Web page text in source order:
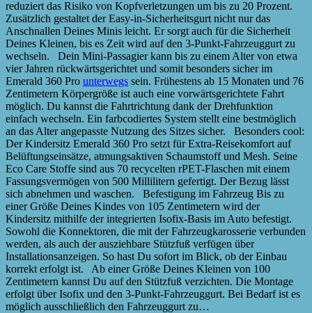
reduziert das Risiko von Kopfverletzungen um bis zu 20 Prozent.
Zusätzlich gestaltet der Easy-in-Sicherheitsgurt nicht nur das
Anschnallen Deines Minis leicht. Er sorgt auch für die Sicherheit
Deines Kleinen, bis es Zeit wird auf den 3-Punkt-Fahrzeuggurt zu
wechseln. Dein Mini-Passagier kann bis zu einem Alter von etwa
vier Jahren rückwärtsgerichtet und somit besonders sicher im
Emerald 360 Pro unterwegs sein. Frühestens ab 15 Monaten und 76
Zentimetern Körpergröße ist auch eine vorwärtsgerichtete Fahrt
möglich. Du kannst die Fahrtrichtung dank der Drehfunktion
einfach wechseln. Ein farbcodiertes System stellt eine bestmöglich
an das Alter angepasste Nutzung des Sitzes sicher. Besonders cool:
Der Kindersitz Emerald 360 Pro setzt für Extra-Reisekomfort auf
Belüftungseinsätze, atmungsaktiven Schaumstoff und Mesh. Seine
Eco Care Stoffe sind aus 70 recycelten rPET-Flaschen mit einem
Fassungsvermögen von 500 Millilitern gefertigt. Der Bezug lässt
sich abnehmen und waschen. Befestigung im Fahrzeug Bis zu
einer Größe Deines Kindes von 105 Zentimetern wird der
Kindersitz mithilfe der integrierten Isofix-Basis im Auto befestigt.
Sowohl die Konnektoren, die mit der Fahrzeugkarosserie verbunden
werden, als auch der ausziehbare Stützfuß verfügen über
Installationsanzeigen. So hast Du sofort im Blick, ob der Einbau
korrekt erfolgt ist. Ab einer Größe Deines Kleinen von 100
Zentimetern kannst Du auf den Stützfuß verzichten. Die Montage
erfolgt über Isofix und den 3-Punkt-Fahrzeuggurt. Bei Bedarf ist es
möglich ausschließlich den Fahrzeuggurt zu…